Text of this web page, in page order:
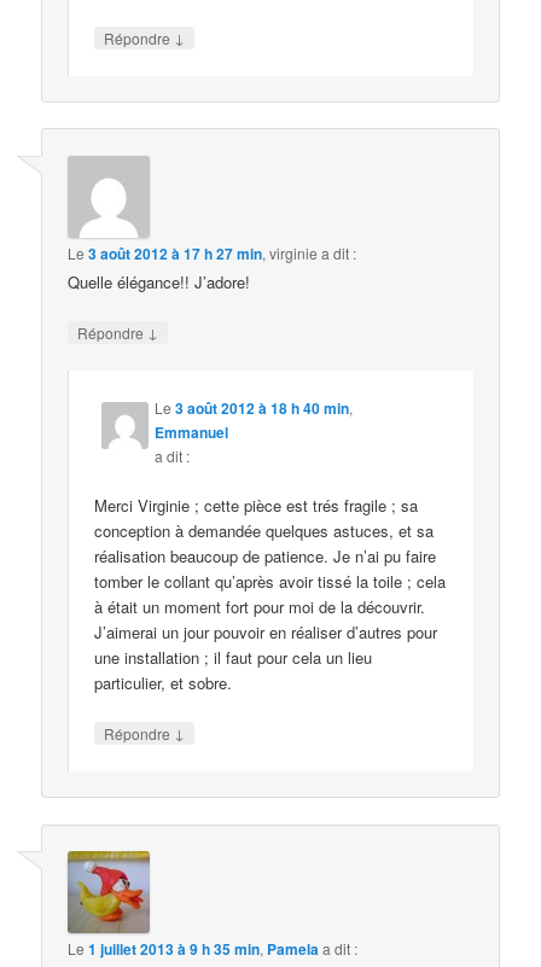
Répondre ↓
Le3 août 2012 à 17 h 27 min,virginie a dit :
Quelle élégance!! J’adore!
Répondre ↓
Le3 août 2012 à 18 h 40 min,
Emmanuel
a dit :
Merci Virginie ; cette pièce est trés fragile ; sa
conception à demandée quelques astuces, et sa
réalisation beaucoup de patience. Je n’ai pu faire
tomber le collant qu’après avoir tissé la toile ; cela
à était un moment fort pour moi de la découvrir.
J’aimerai un jour pouvoir en réaliser d’autres pour
une installation ; il faut pour cela un lieu
particulier, et sobre.
Répondre ↓
Le1 juillet 2013 à 9 h 35 min, Pamelaa dit :